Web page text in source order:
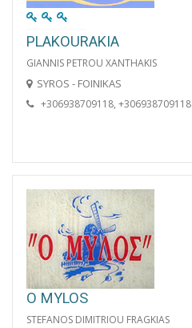
PLAKOURAKIA
GIANNIS PETROU XANTHAKIS
SYROS - FOINIKAS
+306938709118, +306938709118
O MYLOS
STEFANOS DIMITRIOU FRAGKIAS